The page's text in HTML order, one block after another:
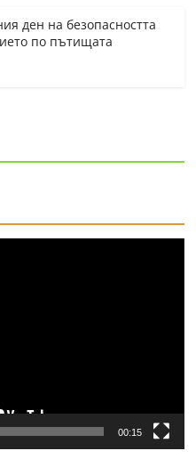
ден на безопасността
по пътищата
00:15